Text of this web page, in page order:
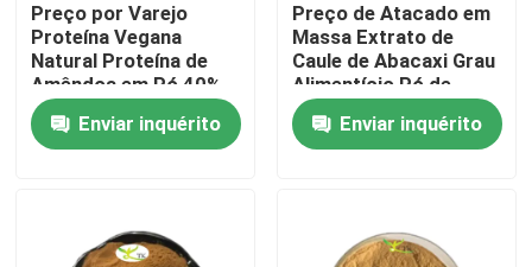
Para casa
Produtos
Visita à fábrica
Preço por Varejo
Proteína Vegana
Natural Proteína de
Amêndoa em Pó 40%
50% 60%
Enviar inquérito
Preço de Atacado em
Massa Extrato de
Caule de Abacaxi Grau
Alimentício Pó de
Enzima Bromelaína
1200/2400 GDU
Enviar inquérito